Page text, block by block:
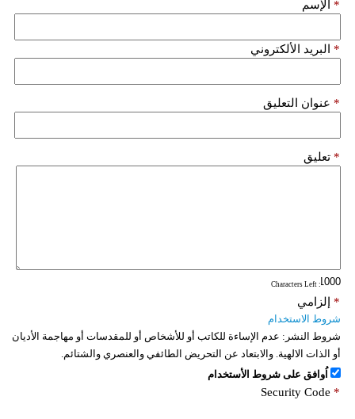
الإسم *
البريد الألكتروني *
عنوان التعليق *
تعليق *
: Characters Left
إلزامي *
شروط الاستخدام
شروط النشر: عدم الإساءة للكاتب أو للأشخاص أو للمقدسات أو مهاجمة الأديان
أو الذات الالهية. والابتعاد عن التحريض الطائفي والعنصري والشتائم.
اُوافق على شروط الأستخدام
Security Code *